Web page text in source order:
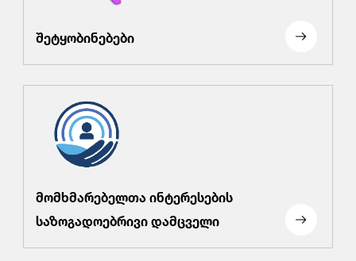
შეტყობინებები
მომხმარებელთა ინტერესების
საზოგადოებრივი დამცველი